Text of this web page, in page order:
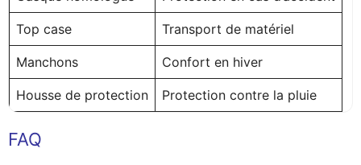
Top case Transport de matériel
Manchons Confort en hiver
Housse de protection Protection contre la pluie
FAQ